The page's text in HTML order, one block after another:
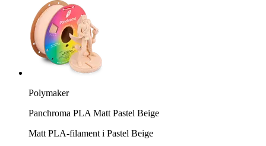
Polymaker
Panchroma PLA Matt Pastel Beige
Matt PLA-filament i Pastel Beige